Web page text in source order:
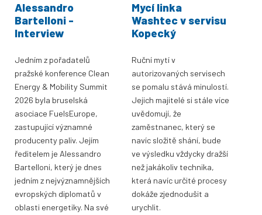
Alessandro
Bartelloni -
Interview
Jedním z pořadatelů
pražské konference Clean
Energy & Mobility Summit
2026 byla bruselská
asociace FuelsEurope,
zastupující významné
producenty paliv. Jejím
ředitelem je Alessandro
Bartelloni, který je dnes
jedním z nejvýznamnějších
evropských diplomatů v
oblasti energetiky. Na své
Mycí linka
Washtec v servisu
Kopecký
Ruční mytí v
autorizovaných servisech
se pomalu stává minulostí.
Jejich majitelé si stále více
uvědomují, že
zaměstnanec, který se
navíc složitě shání, bude
ve výsledku vždycky dražší
než jakákoliv technika,
která navíc určité procesy
dokáže zjednodušit a
urychlit.